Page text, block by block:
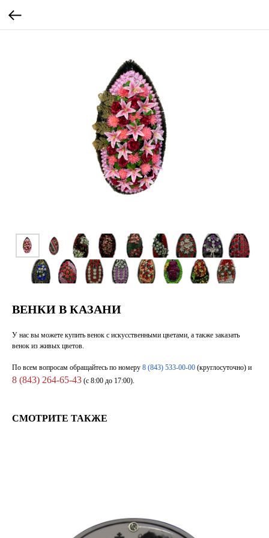
ВЕНКИ В КАЗАНИ
У нас вы можете купить венок с искусственными цветами, а также заказать
венок из живых цветов.
По всем вопросам обращайтесь по номеру 8 (843) 533-00-00 (круглосуточно) и
8 (843) 264-65-43 (с 8:00 до 17:00).
СМОТРИТЕ ТАКЖЕ